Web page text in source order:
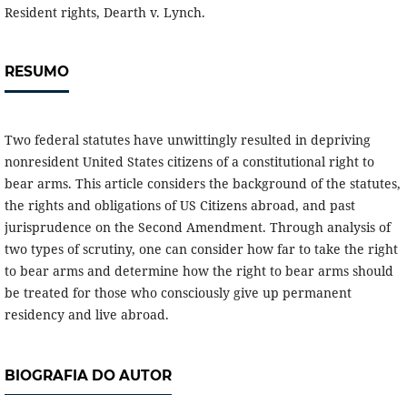
Resident rights, Dearth v. Lynch.
RESUMO
Two federal statutes have unwittingly resulted in depriving
nonresident United States citizens of a constitutional right to
bear arms. This article considers the background of the statutes,
the rights and obligations of US Citizens abroad, and past
jurisprudence on the Second Amendment. Through analysis of
two types of scrutiny, one can consider how far to take the right
to bear arms and determine how the right to bear arms should
be treated for those who consciously give up permanent
residency and live abroad.
BIOGRAFIA DO AUTOR